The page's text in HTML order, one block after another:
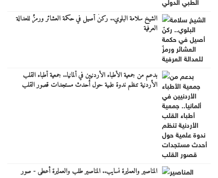
الشيخ سلامة البلوي.. ركنٌ أصيل في حكمة العشائر ورمزٌ للعدالة
العرفية
بدعم من جمعية الأطباء الأردنيين في ألمانيا.. جمعية أطباء القلب
الأردنية تنظم ندوة علمية حول أحدث مستجدات قصور القلب
المناصير والعمايرة نسايب.. المناصير طلب والعمايرة أعطى - صور